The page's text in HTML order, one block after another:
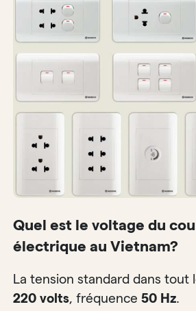
Quel est le voltage du
électrique au Vietnam?
La tension standard dans tout
220 volts, fréquence50 Hz.